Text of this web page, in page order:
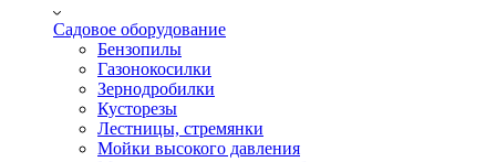
Садовое оборудование
Бензопилы
Газонокосилки
Зернодробилки
Кусторезы
Лестницы, стремянки
Мойки высокого давления